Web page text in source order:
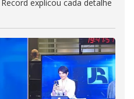
explicou cada detalhe